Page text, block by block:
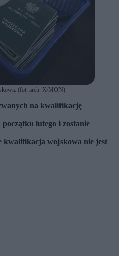
(fot. arch. X/MON)
na kwalifikację
lutego i zostanie
kwalifikacja wojskowa nie jest